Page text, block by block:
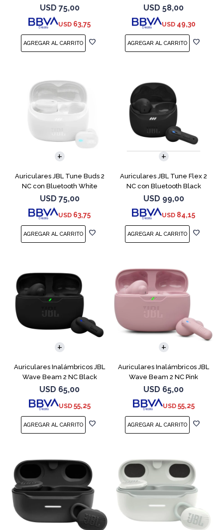
USD 75,00
USD 63,75
USD 58,00
USD 49,30
Auriculares JBL Tune Buds 2
NC con Bluetooth White
USD 75,00
USD 63,75
Auriculares JBL Tune Flex 2
NC con Bluetooth Black
USD 99,00
USD 84,15
Auriculares Inalámbricos JBL
Wave Beam 2 NC Black
USD 65,00
USD 55,25
Auriculares Inalámbricos JBL
Wave Beam 2 NC Pink
USD 65,00
USD 55,25